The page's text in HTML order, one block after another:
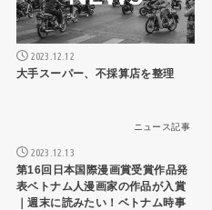
2023.12.12
大手スーパー、不採算店を整理
ニュース記事
2023.12.13
第16回日本国際漫画賞受賞作品発
表ベトナム人漫画家の作品が入賞
｜週末に読みたい！ベトナム時事